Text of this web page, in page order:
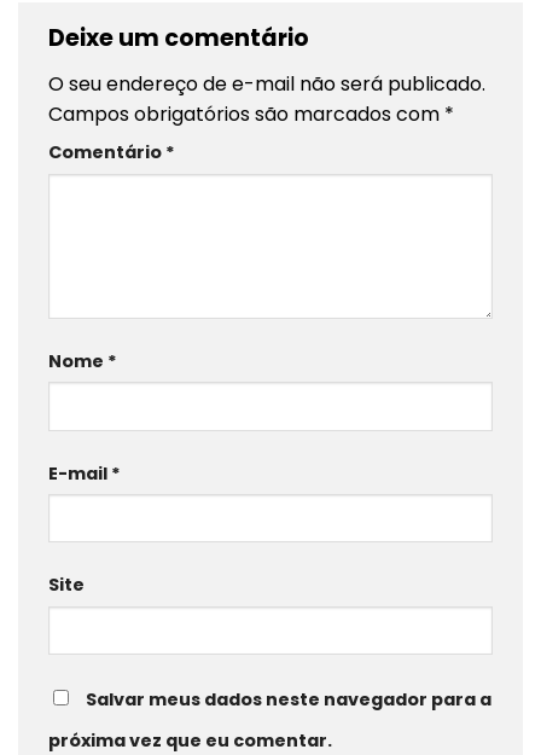
Deixe um comentário
O seu endereço de e-mail não será publicado.
Campos obrigatórios são marcados com *
Comentário *
Nome *
E-mail *
Site
Salvar meus dados neste navegador para a
próxima vez que eu comentar.